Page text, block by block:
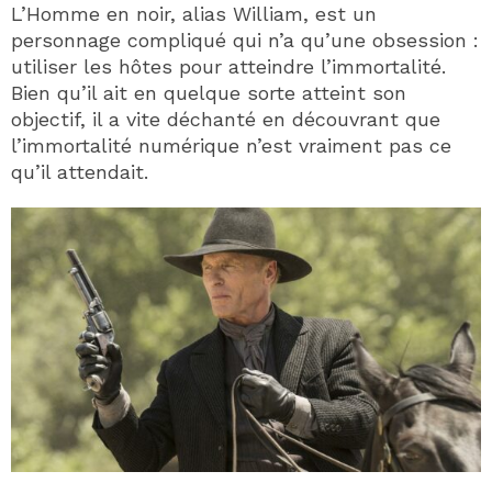
L’Homme en noir, alias William, est un
personnage compliqué qui n’a qu’une obsession :
utiliser les hôtes pour atteindre l’immortalité.
Bien qu’il ait en quelque sorte atteint son
objectif, il a vite déchanté en découvrant que
l’immortalité numérique n’est vraiment pas ce
qu’il attendait.